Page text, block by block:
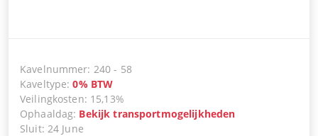
Kavelnummer: 240 - 58
Kaveltype:0% BTW
Veilingkosten: 15,13%
Ophaaldag: Bekijk transportmogelijkheden
Sluit: 24 June